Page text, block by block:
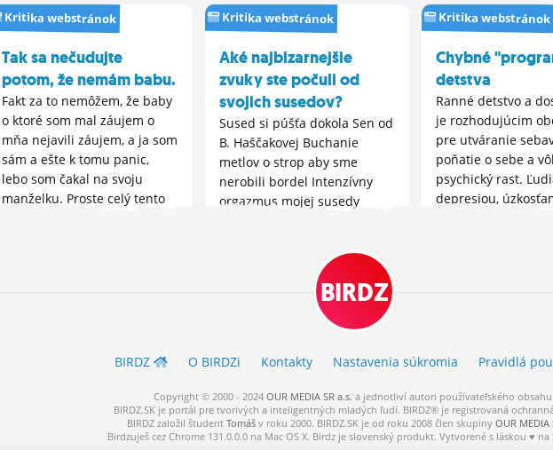
Kritika webstránok
Tak sa nečudujte
potom, že nemám babu.
Fakt za to nemôžem, že baby
o ktoré som mal záujem o
mňa nejavili záujem, a ja som
sám a ešte k tomu panic,
lebo som čakal na svoju
manželku. Proste celý tento
Kritika webstránok
Aké najbizarnejšie
zvuky ste počuli od
svojich susedov?
Sused si púšťa dokola Sen od
B. Haščakovej Buchanie
metlov o strop aby sme
nerobili bordel Intenzívny
orgazmus mojej susedy
neznámeho predmetu o
hlavu manželky Teplý bratia
si napchali do zadku dildo...
Kritika webstránok
Chybné
detstva
Ranné detstvo a
je rozhodujúcim
pre utváranie
poňatie o sebe a
psychický rast.
depresiou,
BIRDZ
BIRDZ O BIRDZi Kontakty Nastavenia súkromia Pravidlá
Copyright © 2000 - 2024 OUR MEDIA SR a.s. a jednotliví autori používateľského obsahu.
BIRDZ.SK je portál pre tvorivých a inteligentných mladých ľudí. BIRDZ® je registrovaná
BIRDZ založil študent Tomáš v roku 2000. BIRDZ.SK je od roku 2008 člen skupiny OUR MEDIA
Birdzuješ cez Chrome 131.0.0.0 na Mac OS X. Birdz je slovenský produkt. Vytvorené s láskou ♥ na